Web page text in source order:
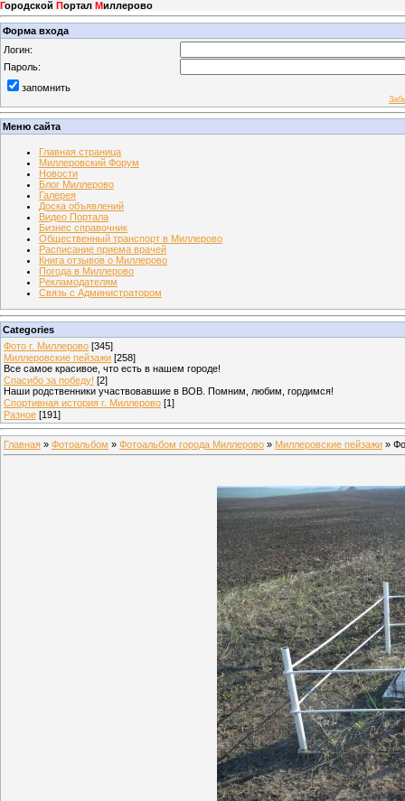
Городской Портал Миллерово
Форма входа
Логин:
Пароль:
запомнить
Меню сайта
Главная страница
Миллеровский Форум
Новости
Блог Миллерово
Галерея
Доска объявлений
Видео Портала
Бизнес справочник
Общественный транспорт в Миллерово
Расписание приема врачей
Книга отзывов о Миллерово
Погода в Миллерово
Рекламодателям
Связь с Администратором
Categories
Фото г. Миллерово [345]
Миллеровские пейзажи [258]
Все самое красивое, что есть в нашем городе!
Спасибо за победу! [2]
Наши родственники участвовавшие в ВОВ. Помним, любим, гордимся!
Спортивная история г. Миллерово [1]
Разное [191]
Главная » Фотоальбом » Фотоальбом города Миллерово » Миллеровские пейзажи »